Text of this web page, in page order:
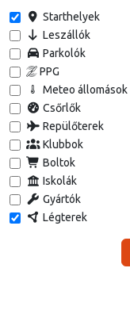
Starthelyek
Leszállók
Parkolók
PPG
Meteo állomások
Csőrlők
Repülőterek
Klubbok
Boltok
Iskolák
Gyártók
Légterek